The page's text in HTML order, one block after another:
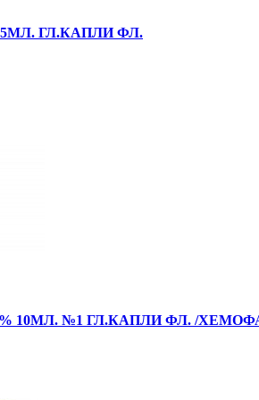
ГЛ.КАПЛИ ФЛ.
10МЛ. №1 ГЛ.КАПЛИ ФЛ. /